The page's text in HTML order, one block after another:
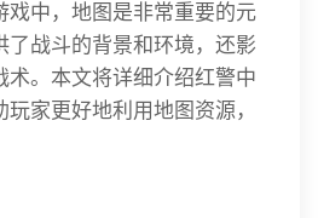
戏中，地图是非常重要的元
了战斗的背景和环境，还影
术。本文将详细介绍红警中
家更好地利用地图资源，